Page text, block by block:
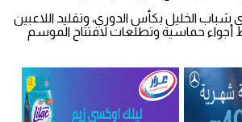
شباب الخليل بكأس الدوري، وتقليد اللاعبين
أجواء حماسية وتطلعات لافتتاح الموسم